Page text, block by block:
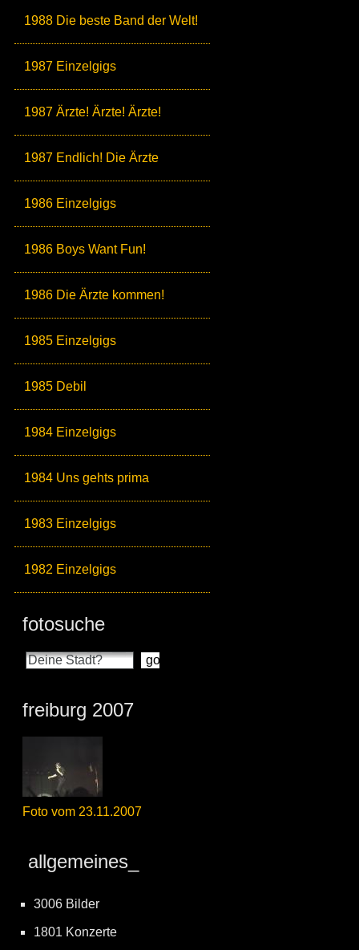
1988 Die beste Band der Welt!
1987 Einzelgigs
1987 Ärzte! Ärzte! Ärzte!
1987 Endlich! Die Ärzte
1986 Einzelgigs
1986 Boys Want Fun!
1986 Die Ärzte kommen!
1985 Einzelgigs
1985 Debil
1984 Einzelgigs
1984 Uns gehts prima
1983 Einzelgigs
1982 Einzelgigs
fotosuche
freiburg 2007
Foto vom 23.11.2007
allgemeines_
3006 Bilder
1801 Konzerte